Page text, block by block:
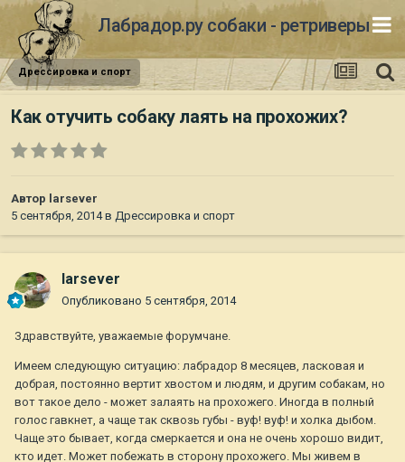
Лабрадор.ру собаки - ретриверы
Дрессировка и спорт
Как отучить собаку лаять на прохожих?
Автор larsever
5 сентября, 2014в Дрессировка и спорт
larsever
Опубликовано 5 сентября, 2014
Здравствуйте, уважаемые форумчане.
Имеем следующую ситуацию: лабрадор 8 месяцев, ласковая и
добрая, постоянно вертит хвостом и людям, и другим собакам, но
вот такое дело - может залаять на прохожего. Иногда в полный
голос гавкнет, а чаще так сквозь губы - вуф! вуф! и холка дыбом.
Чаще это бывает, когда смеркается и она не очень хорошо видит,
кто идет. Может побежать в сторону прохожего. Мы живем в